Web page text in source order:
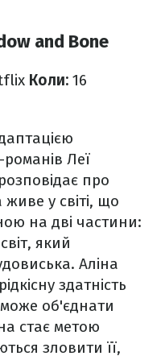
and Bone
Коли: 16
романів Леї
про
живе у світі, що
на дві частини:
який
Аліна
здатність
об'єднати
стає метою
зловити її,